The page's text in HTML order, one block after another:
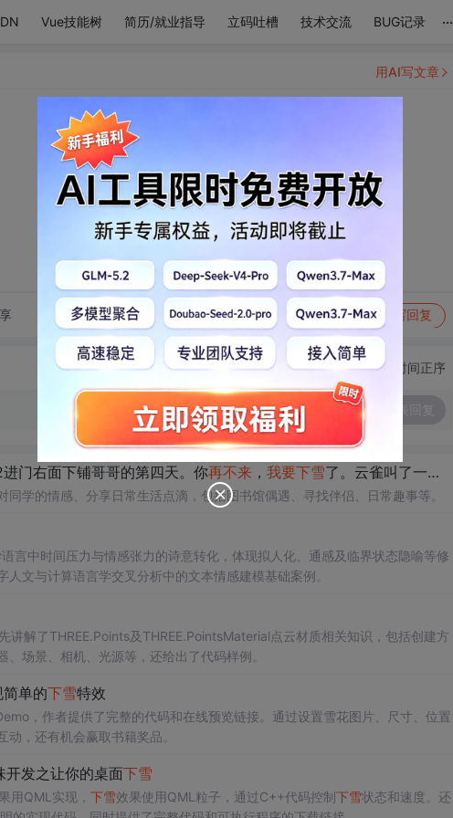
Vue技能树 简历/就业指导 立码吐槽 技术交流 BUG记录 ...
转发到动态 举报 写回复
用AI写文章
切换为时间正序
门右面下铺哥哥的第四天。你再不来， 我要下雪了。云雀叫了一整天。...
学的情感、分享日常生活点滴，包括图书馆偶遇、寻找伴侣、日常趣事等。
言中时间压力与情感张力的诗意转化，体现拟人化、通感及临界状态隐喻等修
文与计算语言学交叉分析中的文本情感建模基础案例。
讲解了THREE.Points及THREE.PointsMaterial点云材质相关知识，包括创建方
场景、相机、光源等，还给出了代码样例。
单的下雪特效
，作者提供了完整的代码和在线预览链接。通过设置雪花图片、尺寸、位置
，还有机会赢取书籍奖品。
发之让你的桌面下雪
用QML实现， 下雪效果使用QML粒子，通过C++代码控制下雪状态和速度。还